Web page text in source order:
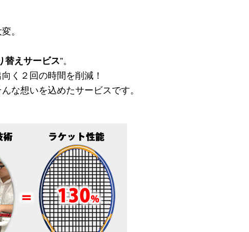
。
替えサービス”。
く２回の時間を削減！
な想いを込めたサービスです。